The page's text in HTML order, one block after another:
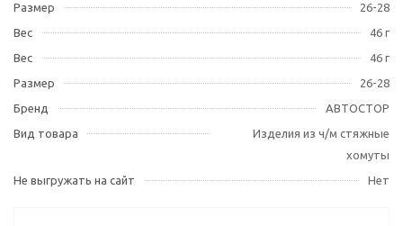
Размер
26-28
Вес
46 г
Вес
46 г
Размер
26-28
Бренд
АВТОСТОР
Вид товара
Изделия из ч/м стяжные
хомуты
Не выгружать на сайт
Нет